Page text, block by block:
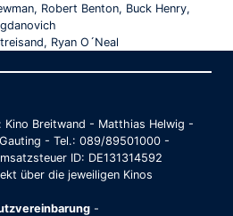
Robert Benton, Buck Henry,
Ryan O´Neal
Kino Breitwand - Matthias Helwig -
- Tel.: 089/89501000 -
ID: DE131314592
über die jeweiligen Kinos
-